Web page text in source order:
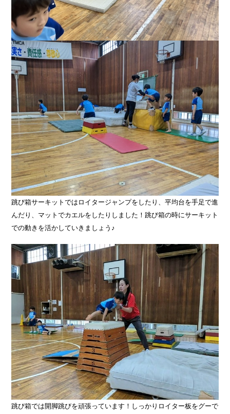
跳び箱サーキットではロイタージャンプをしたり、平均台を手足で進
んだり、マットでカエルをしたりしました！跳び箱の時にサーキット
での動きを活かしていきましょう♪
跳び箱では開脚跳びを頑張っています！しっかりロイター板をグーで